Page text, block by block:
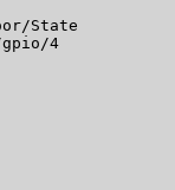
State
4